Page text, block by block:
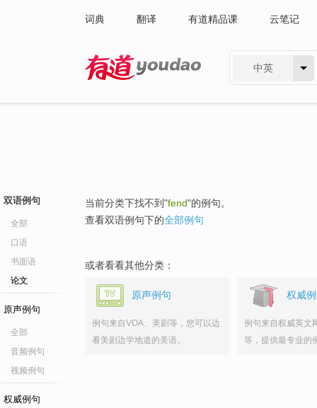
词典 翻译 有道精品课 云笔记
中英
双语例句
全部
口语
书面语
论文
原声例句
全部
音频例句
视频例句
权威例句
当前分类下找不到"fend"的例句。
查看双语例句下的全部例句
或者看看其他分类：
原声例句
例句来自VOA、美剧等，您可以边
看美剧边学地道的美语。
权威
例句来自权威英文
等，提供最专业的